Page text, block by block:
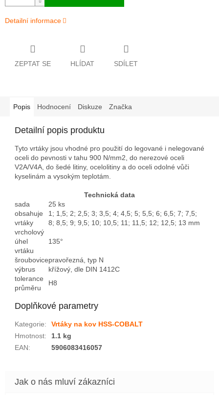
Detailní informace
ZEPTAT SE HLÍDAT SDÍLET
Popis Hodnocení Diskuze Značka
Detailní popis produktu
Tyto vrtáky jsou vhodné pro použití do legované i nelegované
oceli do pevnosti v tahu 900 N/mm2, do nerezové oceli
V2A/V4A, do šedé litiny, ocelolitiny a do oceli odolné vůči
kyselinám a vysokým teplotám.
Technická data
sada
25 ks
obsahuje
vrtáky
1; 1,5; 2; 2,5; 3; 3,5; 4; 4,5; 5; 5,5; 6; 6,5; 7; 7,5;
8; 8,5; 9; 9,5; 10; 10,5; 11; 11,5; 12; 12,5; 13 mm
vrcholový
úhel
vrtáku
135°
šroubovicepravořezná, typ N
výbrus
křížový, dle DIN 1412C
tolerance
průměru
H8
Doplňkové parametry
Kategorie:
Vrtáky na kov HSS-COBALT
Hmotnost:
1.1 kg
EAN: 5906083416057